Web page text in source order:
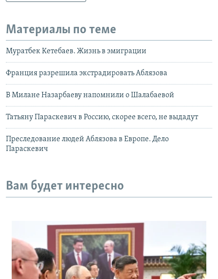
Материалы по теме
Муратбек Кетебаев. Жизнь в эмиграции
Франция разрешила экстрадировать Аблязова
В Милане Назарбаеву напомнили о Шалабаевой
Татьяну Параскевич в Россию, скорее всего, не выдадут
Преследование людей Аблязова в Европе. Дело
Параскевич
Вам будет интересно